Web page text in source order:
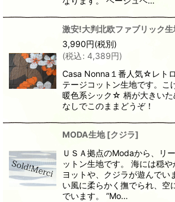
激安!大判北欧ファブリック生
3,990円(税別)
(税込: 4,389円)
Casa Nonna１番人気☆レト
テージコットン生地です。こ
暖色系シック☆ 柄が大きいた
なしでこのままどうぞ！
MODA生地 [クジラ]
ＵＳＡ拠点のModaから、リ
ットン生地です。 海には穏
ヨットや、クジラが遊んでい
い風に柔らかく撫でられ、空
でいます。 ”Mo…